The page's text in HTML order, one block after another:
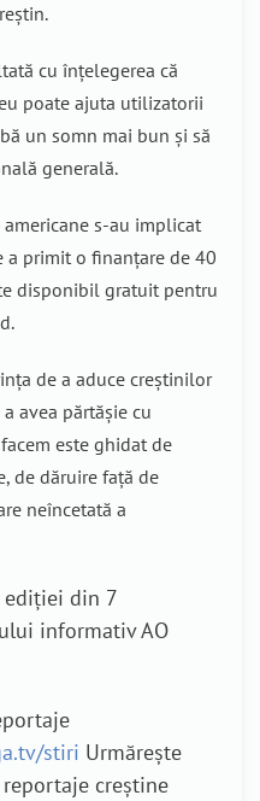
cu înțelegerea că
poate ajuta utilizatorii
un somn mai bun și să
generală.
s-au implicat
a primit o finanțare de 40
disponibil gratuit pentru
de a aduce creștinilor
avea părtășie cu
este ghidat de
de dăruire față de
neîncetată a
ediției din 7
informativ AO
stiri Urmărește
creștine